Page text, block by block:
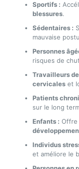
Sportifs :
blessures.
Sédentaires :
mauvaise
Personnes
risques de
Travailleurs
cervicaleset
Patients
sur le long
Enfants : Offre
Individus
et améliore le